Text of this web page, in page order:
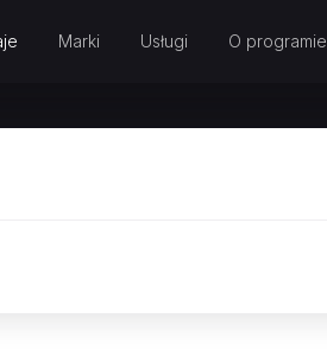
Marki Usługi O programie